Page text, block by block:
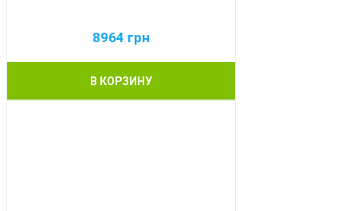
8964 грн
В КОРЗИНУ